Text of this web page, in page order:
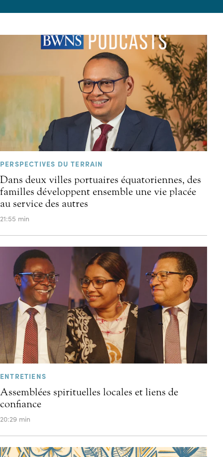
PERSPECTIVES DU TERRAIN
Dans deux villes portuaires équatoriennes, des
familles développent ensemble une vie placée
au service des autres
21:55 min
ENTRETIENS
Assemblées spirituelles locales et liens de
confiance
20:29 min